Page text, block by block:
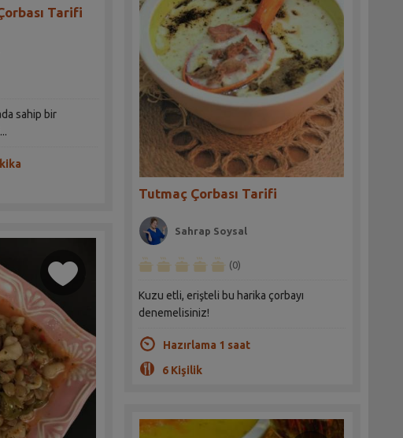
Tarifi
sahip bir
Tutmaç Çorbası Tarifi
Sahrap Soysal
(0)
Kuzu etli, erişteli bu harika çorbayı
denemelisiniz!
Hazırlama 1 saat
6 Kişilik